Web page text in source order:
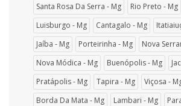
Santa Rosa Da Serra - Mg
Rio Preto - Mg
Luisburgo - Mg
Cantagalo - Mg
Jaíba - Mg
Porteirinha - Mg
Nova
Nova Módica - Mg
Buenópolis - Mg
Pratápolis - Mg
Tapira - Mg
Viçosa -
Borda Da Mata - Mg
Lambari - Mg